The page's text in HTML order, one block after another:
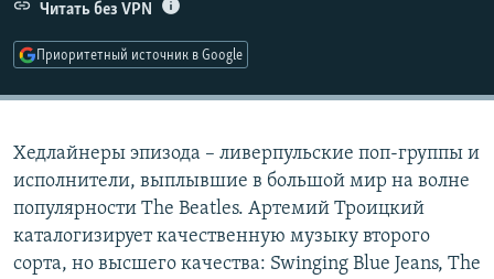
Читать без VPN
Приоритетный источник в Google
Хедлайнеры эпизода​ – ливерпульские поп-группы и
исполнители, выплывшие в большой мир на волне
популярности The Beatles. Артемий Троицкий
каталогизирует качественную музыку второго
сорта, но высшего качества: Swinging Blue Jeans, The